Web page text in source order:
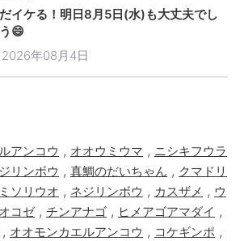
イケる！明日8月5日(水)も大丈夫でし
😄
2026年08月4日
アンコウ , オオウミウマ , ニシキフウラ
リンボウ , 真鯛のだいちゃん , クマドリ
ソリウオ , ネジリンボウ , カスザメ , ウ
コゼ, チンアナゴ , ヒメアゴアマダイ ,
, オオモンカエルアンコウ , コケギンポ ,